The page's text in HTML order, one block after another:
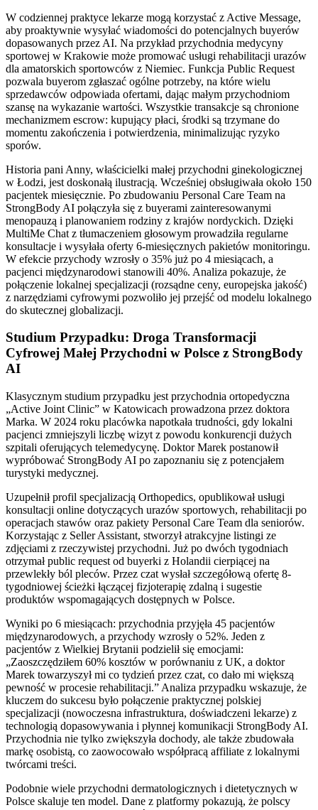
W codziennej praktyce lekarze mogą korzystać z Active Message,
aby proaktywnie wysyłać wiadomości do potencjalnych buyerów
dopasowanych przez AI. Na przykład przychodnia medycyny
sportowej w Krakowie może promować usługi rehabilitacji urazów
dla amatorskich sportowców z Niemiec. Funkcja Public Request
pozwala buyerom zgłaszać ogólne potrzeby, na które wielu
sprzedawców odpowiada ofertami, dając małym przychodniom
szansę na wykazanie wartości. Wszystkie transakcje są chronione
mechanizmem escrow: kupujący płaci, środki są trzymane do
momentu zakończenia i potwierdzenia, minimalizując ryzyko
sporów.
Historia pani Anny, właścicielki małej przychodni ginekologicznej
w Łodzi, jest doskonałą ilustracją. Wcześniej obsługiwała około 150
pacjentek miesięcznie. Po zbudowaniu Personal Care Team na
StrongBody AI połączyła się z buyerami zainteresowanymi
menopauzą i planowaniem rodziny z krajów nordyckich. Dzięki
MultiMe Chat z tłumaczeniem głosowym prowadziła regularne
konsultacje i wysyłała oferty 6-miesięcznych pakietów monitoringu.
W efekcie przychody wzrosły o 35% już po 4 miesiącach, a
pacjenci międzynarodowi stanowili 40%. Analiza pokazuje, że
połączenie lokalnej specjalizacji (rozsądne ceny, europejska jakość)
z narzędziami cyfrowymi pozwoliło jej przejść od modelu lokalnego
do skutecznej globalizacji.
Studium Przypadku: Droga Transformacji
Cyfrowej Małej Przychodni w Polsce z StrongBody
AI
Klasycznym studium przypadku jest przychodnia ortopedyczna
„Active Joint Clinic” w Katowicach prowadzona przez doktora
Marka. W 2024 roku placówka napotkała trudności, gdy lokalni
pacjenci zmniejszyli liczbę wizyt z powodu konkurencji dużych
szpitali oferujących telemedycynę. Doktor Marek postanowił
wypróbować StrongBody AI po zapoznaniu się z potencjałem
turystyki medycznej.
Uzupełnił profil specjalizacją Orthopedics, opublikował usługi
konsultacji online dotyczących urazów sportowych, rehabilitacji po
operacjach stawów oraz pakiety Personal Care Team dla seniorów.
Korzystając z Seller Assistant, stworzył atrakcyjne listingi ze
zdjęciami z rzeczywistej przychodni. Już po dwóch tygodniach
otrzymał public request od buyerki z Holandii cierpiącej na
przewlekły ból pleców. Przez czat wysłał szczegółową ofertę 8-
tygodniowej ścieżki łączącej fizjoterapię zdalną i sugestie
produktów wspomagających dostępnych w Polsce.
Wyniki po 6 miesiącach: przychodnia przyjęła 45 pacjentów
międzynarodowych, a przychody wzrosły o 52%. Jeden z
pacjentów z Wielkiej Brytanii podzielił się emocjami:
„Zaoszczędziłem 60% kosztów w porównaniu z UK, a doktor
Marek towarzyszył mi co tydzień przez czat, co dało mi większą
pewność w procesie rehabilitacji.” Analiza przypadku wskazuje, że
kluczem do sukcesu było połączenie praktycznej polskiej
specjalizacji (nowoczesna infrastruktura, doświadczeni lekarze) z
technologią dopasowywania i płynnej komunikacji StrongBody AI.
Przychodnia nie tylko zwiększyła dochody, ale także zbudowała
markę osobistą, co zaowocowało współpracą affiliate z lokalnymi
twórcami treści.
Podobnie wiele przychodni dermatologicznych i dietetycznych w
Polsce skaluje ten model. Dane z platformy pokazują, że polscy